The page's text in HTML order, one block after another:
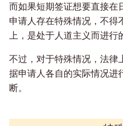
而如果短期签证想要直接在
申请人存在特殊情况，不得
上，是处于人道主义而进行
不过，对于特殊情况，法律
据申请人各自的实际情况进
断。